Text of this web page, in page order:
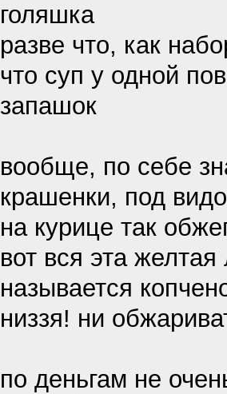
голяшка
разве что, как
что суп у одной
запашок
вообще, по себе
крашенки, под
на курице так
вот вся эта
называется
низзя! ни
по деньгам не